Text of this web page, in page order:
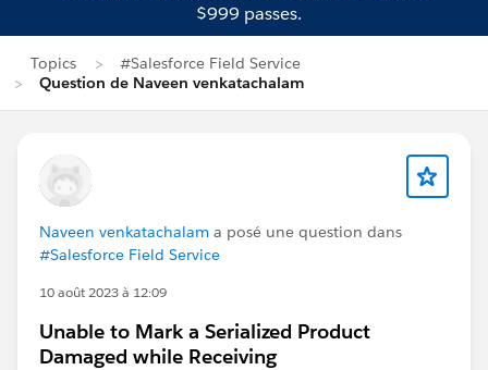
$999 passes.
Topics
#Salesforce Field Service
Question de Naveen venkatachalam
Naveen venkatachalam a posé une question dans
#Salesforce Field Service
10 août 2023 à 12:09
Unable to Mark a Serialized Product
Damaged while Receiving